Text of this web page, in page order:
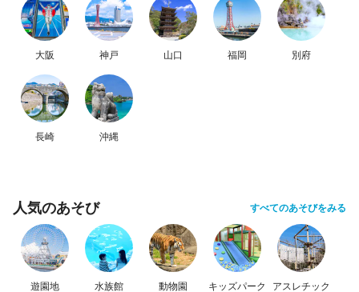
大阪 神戸 山口 福岡 別府
長崎 沖縄
人気のあそび すべてのあそびをみる
遊園地 水族館 動物園 キッズパーク アスレチック